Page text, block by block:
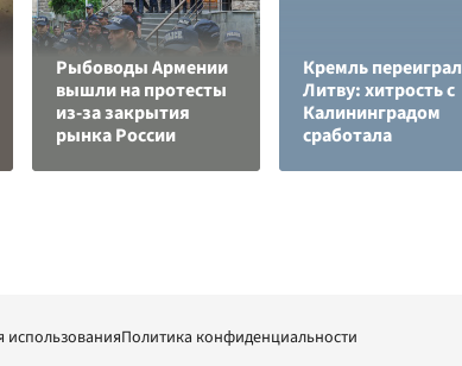
Рыбоводы Армении
вышли на протесты
из-за закрытия
рынка России
Кремль переиграл
Литву: хитрость с
Калининградом
сработала
использованияПолитика конфиденциальности